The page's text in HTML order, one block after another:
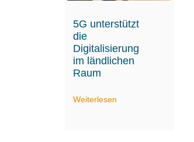
5G unterstützt
die
Digitalisierung
im ländlichen
Raum
Weiterlesen